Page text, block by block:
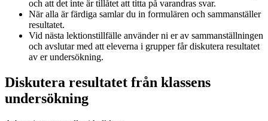
och att det inte är tillåtet att titta på varandras svar.
När alla är färdiga samlar du in formulären och sammanställer
resultatet.
Vid nästa lektionstillfälle använder ni er av sammanställningen
och avslutar med att eleverna i grupper får diskutera resultatet
av er undersökning.
Diskutera resultatet från klassens
undersökning